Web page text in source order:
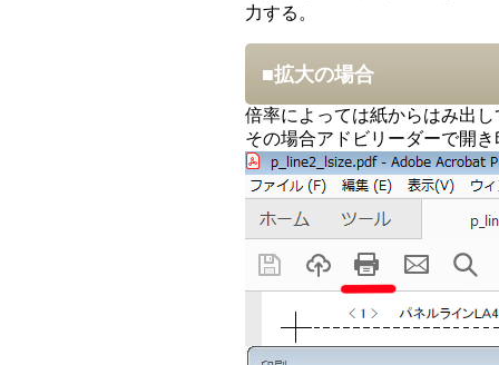
力する。
■拡大の場合
倍率によっては紙からはみ出
その場合アドビリーダーで開